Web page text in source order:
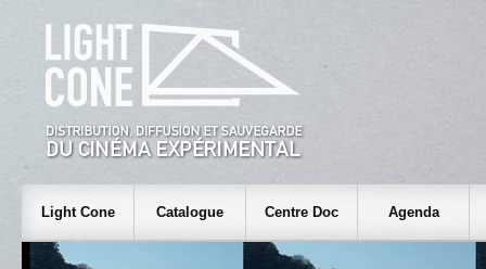
Light Cone Catalogue Centre Doc Agenda